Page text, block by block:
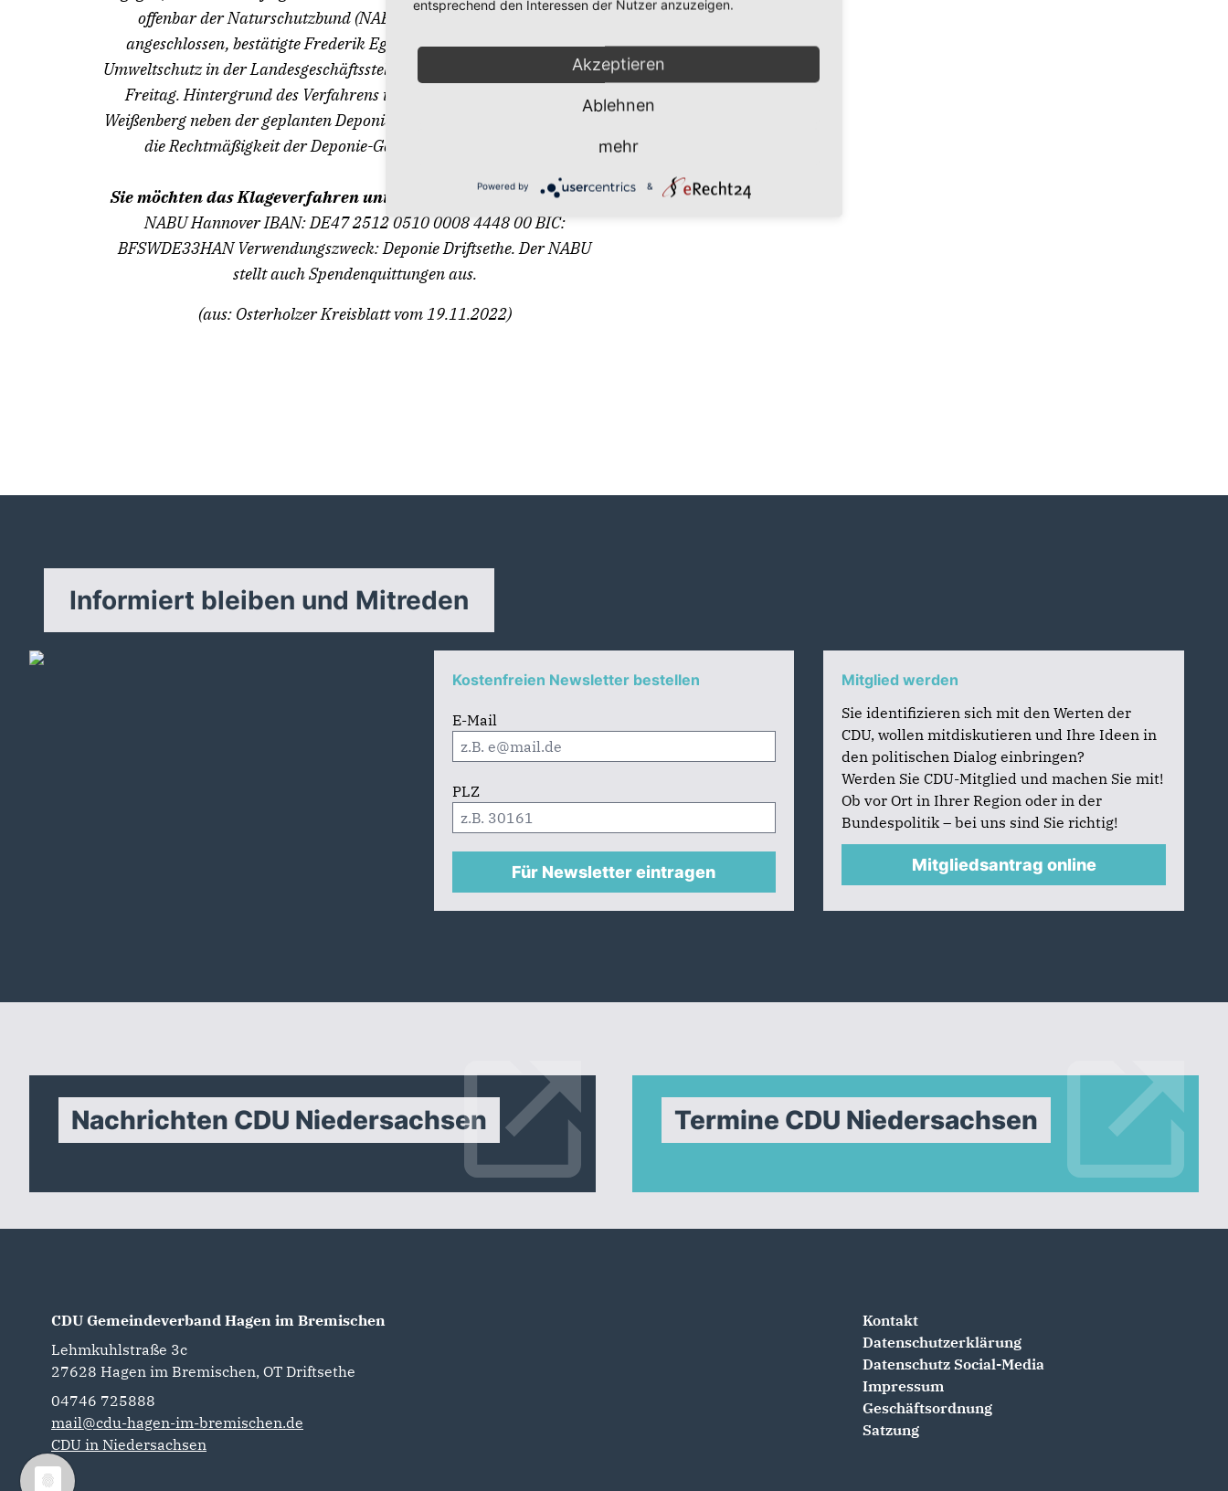
offenbar der Naturschutzbund (NABU): Er habe sich der Klage
angeschlossen, bestätigte Frederik Eggers, Teamleiter Natur- und
Umweltschutz in der Landesgeschäftsstelle Hannover, auf Nachfrage am
Freitag. Hintergrund des Verfahrens ist, dass mit der Schatzgrube
Weißenberg neben der geplanten Deponie ein Projekt entstanden ist, das
die Rechtmäßigkeit der Deponie-Genehmigung infrage stellt.
Sie möchten das Klageverfahren unterstützen?
Jeder Betrag hilft!
NABU Hannover IBAN: DE47 2512 0510 0008 4448 00 BIC:
BFSWDE33HAN Verwendungszweck: Deponie Driftsethe. Der NABU
stellt auch Spendenquittungen aus.
(aus: Osterholzer Kreisblatt vom 19.11.2022)
Informiert bleiben und Mitreden
Kostenfreien Newsletter bestellen
E-Mail
PLZ
Für Newsletter eintragen
Mitglied werden
Sie identifizieren sich mit den Werten der
CDU, wollen mitdiskutieren und Ihre Ideen in
den politischen Dialog einbringen?
Werden Sie CDU-Mitglied und machen Sie mit!
Ob vor Ort in Ihrer Region oder in der
Bundespolitik – bei uns sind Sie richtig!
Mitgliedsantrag online
Nachrichten CDU Niedersachsen Termine CDU Niedersachsen
CDU Gemeindeverband Hagen im Bremischen
Lehmkuhlstraße 3c
27628 Hagen im Bremischen, OT Driftsethe
04746 725888‬
mail@cdu-hagen-im-bremischen.de
CDU in Niedersachsen
Kontakt
Datenschutzerklärung
Datenschutz Social-Media
Impressum
Geschäftsordnung
Satzung
entsprechend den Interessen der Nutzer anzuzeigen.
Akzeptieren
Ablehnen
mehr
Powered by &